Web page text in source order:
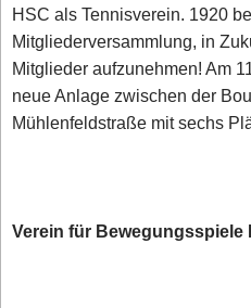
HSC als Tennisverein. 1920
Mitgliederversammlung, in
Mitglieder aufzunehmen! Am
neue Anlage zwischen der
Mühlenfeldstraße mit sechs
Verein für Bewegungsspiele